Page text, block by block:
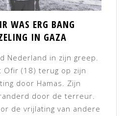
WAS ERG BANG
IN GAZA
Nederland in zijn greep.
(18) terug op zijn
door Hamas. Zijn
door de terreur.
de vrijlating van andere